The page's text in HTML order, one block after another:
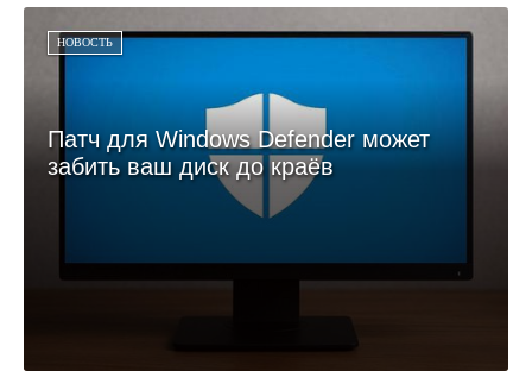
НОВОСТЬ
Патч для Windows Defender может
забить ваш диск до краёв